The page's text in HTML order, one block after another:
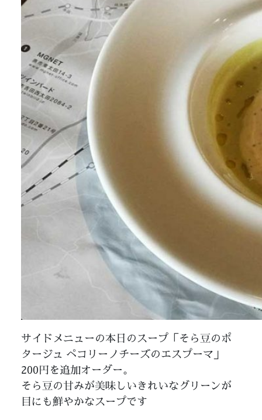
サイドメニューの本日のスープ「そら豆のポ
タージュ ペコリーノチーズのエスプーマ」
200円を追加オーダー。
そら豆の甘みが美味しいきれいなグリーンが
目にも鮮やかなスープです